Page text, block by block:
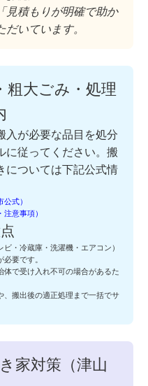
見積もりが明確で助か
いています。
粗大ごみ・処理
入が必要な品目を処分
に従ってください。搬
については下記公式情
式）
意事項）
・冷蔵庫・洗濯機・エアコン）
要です。
で受け入れ不可の場合があるた
、搬出後の適正処理まで一括でサ
家対策（津山